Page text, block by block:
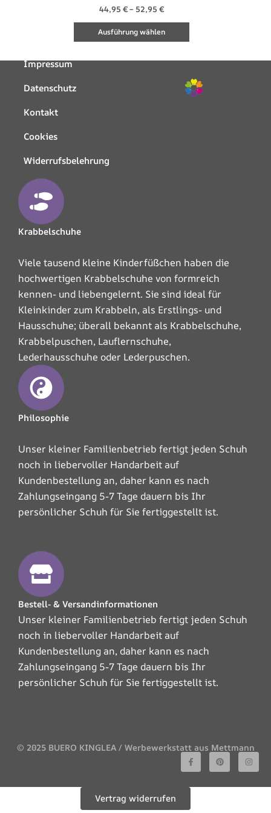
44,95€– 52,95€
Ausführung wählen
Impressum
Datenschutz
Kontakt
Cookies
Widerrufsbelehrung
Krabbelschuhe
Viele tausend kleine Kinderfüßchen haben die
hochwertigen Krabbelschuhe von formreich
kennen- und liebengelernt. Sie sind ideal für
Kleinkinder zum Krabbeln, als Erstlings- und
Hausschuhe; überall bekannt als Krabbelschuhe,
Krabbelpuschen, Lauflernschuhe,
Lederhausschuhe oder Lederpuschen.
Philosophie
Unser kleiner Familienbetrieb fertigt jeden Schuh
noch in liebervoller Handarbeit auf
Kundenbestellung an, daher kann es nach
Zahlungseingang 5-7 Tage dauern bis Ihr
persönlicher Schuh für Sie fertiggestellt ist.
Bestell- & Versandinformationen
Unser kleiner Familienbetrieb fertigt jeden Schuh
noch in liebervoller Handarbeit auf
Kundenbestellung an, daher kann es nach
Zahlungseingang 5-7 Tage dauern bis Ihr
persönlicher Schuh für Sie fertiggestellt ist.
© 2025 BUERO KINGLEA / Werbewerkstatt aus Mettmann
F
a
c
b
k
P
i
n
e
I
n
s
a
Vertrag widerrufen